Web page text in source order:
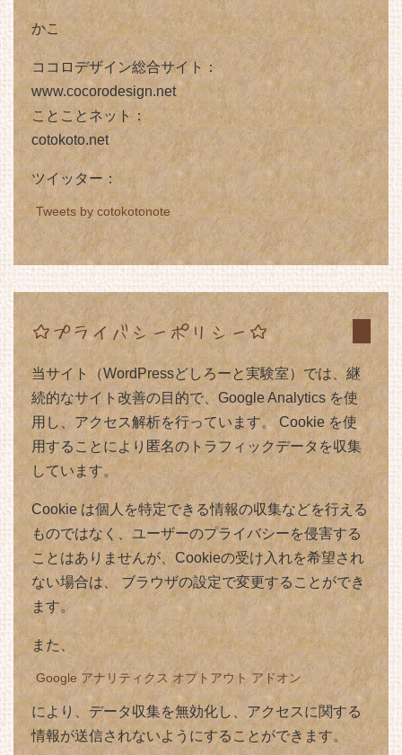
かこ
ココロデザイン総合サイト：
www.cocorodesign.net
ことことネット：
cotokoto.net
ツイッター：
Tweets by cotokotonote
☆プライバシーポリシー☆
当サイト（WordPressどしろーと実験室）では、継
続的なサイト改善の目的で、Google Analytics を使
用し、アクセス解析を行っています。 Cookie を使
用することにより匿名のトラフィックデータを収集
しています。
Cookie は個人を特定できる情報の収集などを行える
ものではなく、ユーザーのプライバシーを侵害する
ことはありませんが、Cookieの受け入れを希望され
ない場合は、 ブラウザの設定で変更することができ
ます。
また、
Google アナリティクス オプトアウト アドオン
により、データ収集を無効化し、アクセスに関する
情報が送信されないようにすることができます。